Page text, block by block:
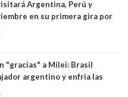
Argentina, Perú y
en su primera gira por
"gracias" a Milei: Brasil
argentino y enfria las